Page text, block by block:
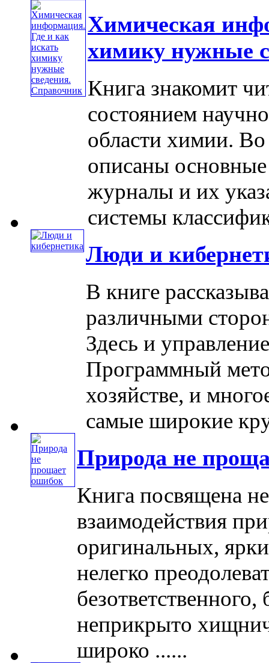
Химическая
химику нужные
Книга знакомит
состоянием
области химии.
описаны
журналы и их
системы
Люди и
В книге
различными
Здесь и
Программный
хозяйстве, и
самые широкие
Природа не
Книга посвящена
взаимодействия
оригинальных,
нелегко
неприкрыто
широко ......